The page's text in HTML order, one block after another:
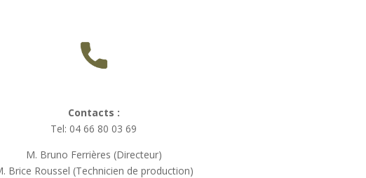
Contacts :
Tel: 04 66 80 03 69
M. Bruno Ferrières (Directeur)
Brice Roussel (Technicien de production)